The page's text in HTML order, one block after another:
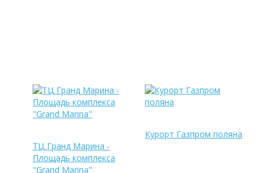
ТЦ Гранд Марина -
Площадь комплекса
"Grand Marina"
Курорт Газпром поляна